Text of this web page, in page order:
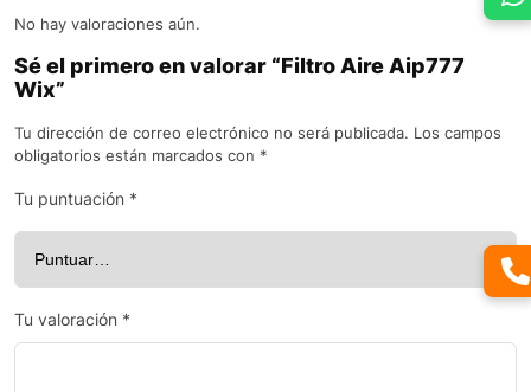
No hay valoraciones aún.
Sé el primero en valorar “Filtro Aire Aip777
Wix”
Tu dirección de correo electrónico no será publicada. Los campos
obligatorios están marcados con *
Tu puntuación *
Tu valoración *